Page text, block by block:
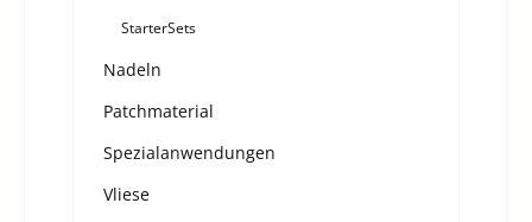
StarterSets
Nadeln
Patchmaterial
Spezialanwendungen
Vliese